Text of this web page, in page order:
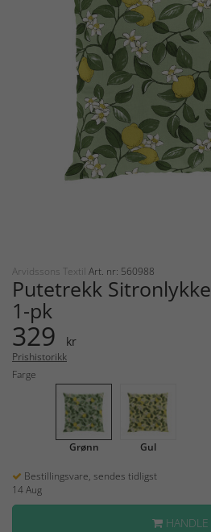
Arvidssons Textil Art. nr: 560988
Putetrekk Sitronlykke
1-pk
329 kr
Prishistorikk
Farge
Grønn Gul
Bestillingsvare, sendes tidligst
14 Aug
HANDLE